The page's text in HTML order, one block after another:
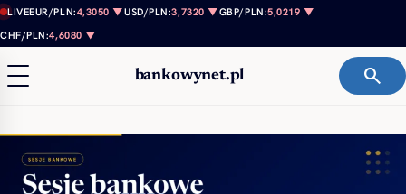
Przejdź do treści
LIVEEUR/PLN:4,3050 ▼USD/PLN:3,7320 ▼GBP/PLN:5,0219 ▼
CHF/PLN:4,6080 ▼
bankowynet.pl search